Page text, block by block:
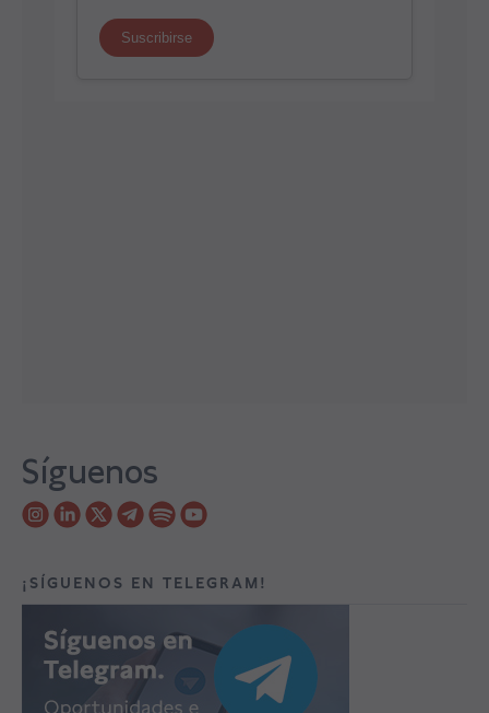
Síguenos
¡SÍGUENOS EN TELEGRAM!